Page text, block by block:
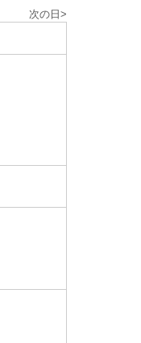
次の日